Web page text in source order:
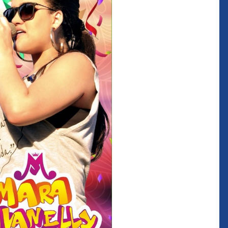
eu estou
desde março
o cargo de
Superior
do
no
e de
da Justiça
no biênio
presidente
Justiça do
o Biênio
juízes e servidores"